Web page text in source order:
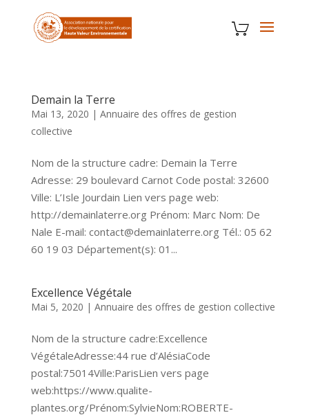
Demain la Terre
Mai 13, 2020 | Annuaire des offres de gestion
collective
Nom de la structure cadre: Demain la Terre
Adresse: 29 boulevard Carnot Code postal: 32600
Ville: L’Isle Jourdain Lien vers page web:
http://demainlaterre.org Prénom: Marc Nom: De
Nale E-mail: contact@demainlaterre.org Tél.: 05 62
60 19 03 Département(s): 01...
Excellence Végétale
Mai 5, 2020 | Annuaire des offres de gestion collective
Nom de la structure cadre:Excellence
VégétaleAdresse:44 rue d’AlésiaCode
postal:75014Ville:ParisLien vers page
web:https://www.qualite-
plantes.org/Prénom:SylvieNom:ROBERTE-